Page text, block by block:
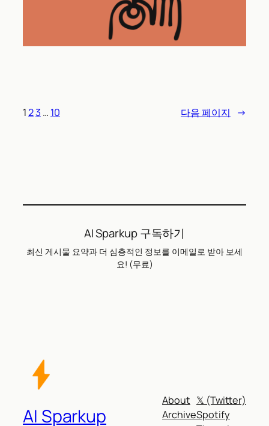
123 … 10 다음 페이지 →
AI Sparkup 구독하기
최신 게시물 요약과 더 심층적인 정보를 이메일로 받아 보세
요! (무료)
AI Sparkup
About
Archive
𝕏 (Twitter)
Spotify